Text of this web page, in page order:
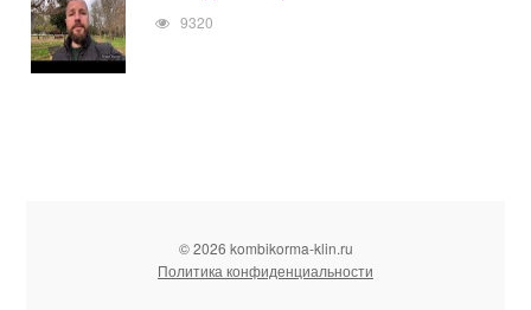
9320
© 2026 kombikorma-klin.ru
Политика конфиденциальности